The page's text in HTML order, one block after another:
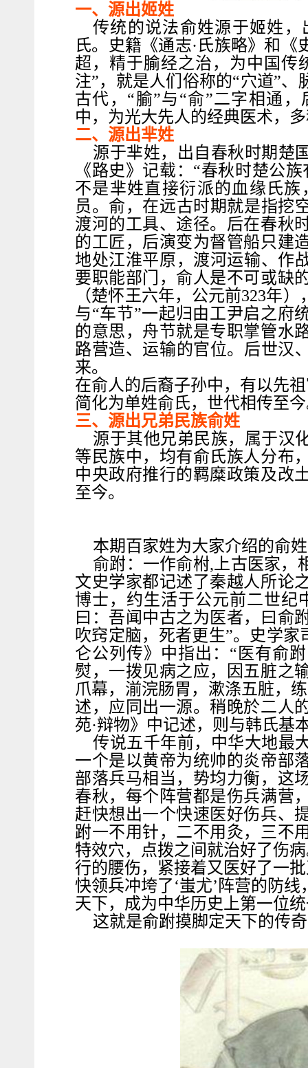
一、源出姬姓
传统的说法俞姓源于姬姓
氏。史籍《通志·氏族略》和
超，精于腧经之治，为中国传
注”，就是人们俗称的“穴道”
古代，“腧”与“俞”二字相通
中，为光大先人的经典医术，
二、源出芈姓
源于芈姓，出自春秋时期楚
《路史》记载：“春秋时楚公
不是芈姓直接衍派的血缘氏
员。俞，在远古时期就是指挖
渡河的工具、途径。后在春秋
的工匠，后演变为督管船只建
地处江淮平原，渡河运输、作
要职能部门，俞人是不可或缺
（楚怀王六年，公元前323年
与“车节”一起归由工尹启之府
的意思，舟节就是专职掌管水
路营造、运输的官位。后世汉
来。
在俞人的后裔子孙中，有以先
简化为单姓俞氏，世代相传至
三、源出兄弟民族俞姓
源于其他兄弟民族，属于汉
等民族中，均有俞氏族人分布
中央政府推行的羁糜政策及改
至今。
本期百家姓为大家介绍的俞
俞跗：一作俞柎,上古医家，
文史学家都记述了秦越人所论
博士，约生活于公元前二世纪
曰：吾闻中古之为医者，曰俞
吹窍定脑，死者更生”。史学家
仑公列传》中指出：“医有俞
熨，一拨见病之应，因五脏之
爪幕，湔浣肠胃，漱涤五脏，
述，应同出一源。稍晚於二人
苑·辩物》中记述，则与韩氏基
传说五千年前，中华大地最
一个是以黄帝为统帅的炎帝部
部落兵马相当，势均力衡，这
春秋，每个阵营都是伤兵满营
赶快想出一个快速医好伤兵、
跗一不用针，二不用灸，三不
特效穴，点拨之间就治好了伤
行的腰伤，紧接着又医好了一
快领兵冲垮了‘蚩尤’阵营的防
天下，成为中华历史上第一位
这就是俞跗摸脚定天下的传